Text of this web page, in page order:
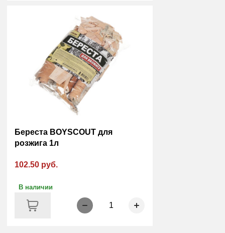
Береста BOYSCOUT для
розжига 1л
102.50 руб.
В наличии
1